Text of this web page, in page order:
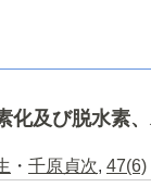
化及び脱水素
・ 千原貞次, 47(6)